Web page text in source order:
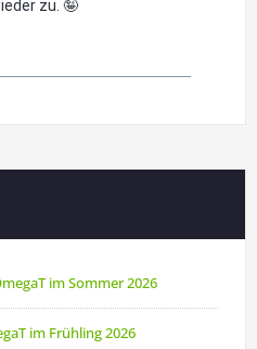
im Sommer 2026
im Frühling 2026